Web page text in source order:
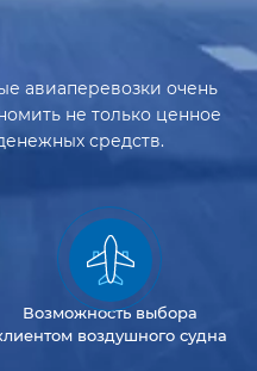
авиаперевозки очень
не только ценное
средств.
Возможность выбора
воздушного судна